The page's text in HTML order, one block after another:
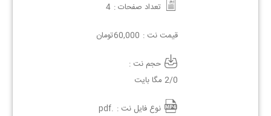
تعداد صفحات : 4
قیمت نت : 60,000تومان
حجم نت :
2/0 مگا بایت
نوع فایل نت : .pdf